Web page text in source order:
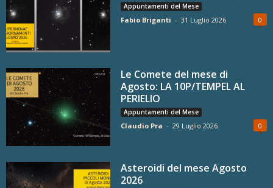
Appuntamenti del Mese
Fabio Briganti - 31 Luglio 2026 0
Le Comete del mese di
Agosto: LA 10P/TEMPEL AL
PERIELIO
Appuntamenti del Mese
Claudio Pra - 29 Luglio 2026 0
Asteroidi del mese Agosto
2026